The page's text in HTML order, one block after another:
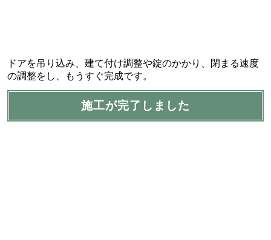
ドアを吊り込み、建て付け調整や錠のかかり、閉まる速度
の調整をし、もうすぐ完成です。
施工が完了しました